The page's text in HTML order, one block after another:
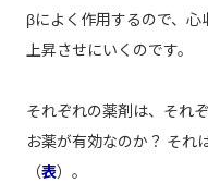
βによく作用するので、
上昇させにいくのです。
それぞれの薬剤は、それ
お薬が有効なのか？ それ
（表）。